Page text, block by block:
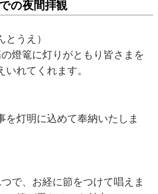
の夜間拝観
うえ）
燈篭に灯りがともり皆さまを
いれてくれます。
灯明に込めて奉納いたしま
で、お経に節をつけて唱えま